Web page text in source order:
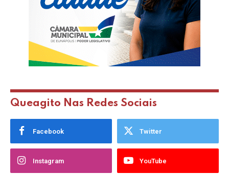
Queagito Nas Redes Sociais
Facebook Twitter
Instagram YouTube